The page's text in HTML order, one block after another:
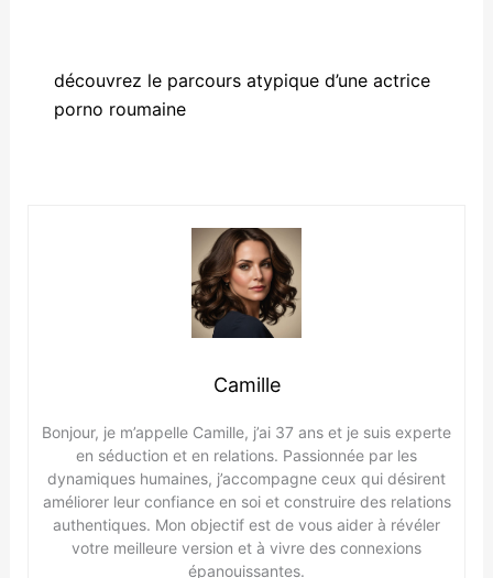
découvrez le parcours atypique d’une actrice
porno roumaine
Camille
Bonjour, je m’appelle Camille, j’ai 37 ans et je suis experte
en séduction et en relations. Passionnée par les
dynamiques humaines, j’accompagne ceux qui désirent
améliorer leur confiance en soi et construire des relations
authentiques. Mon objectif est de vous aider à révéler
votre meilleure version et à vivre des connexions
épanouissantes.